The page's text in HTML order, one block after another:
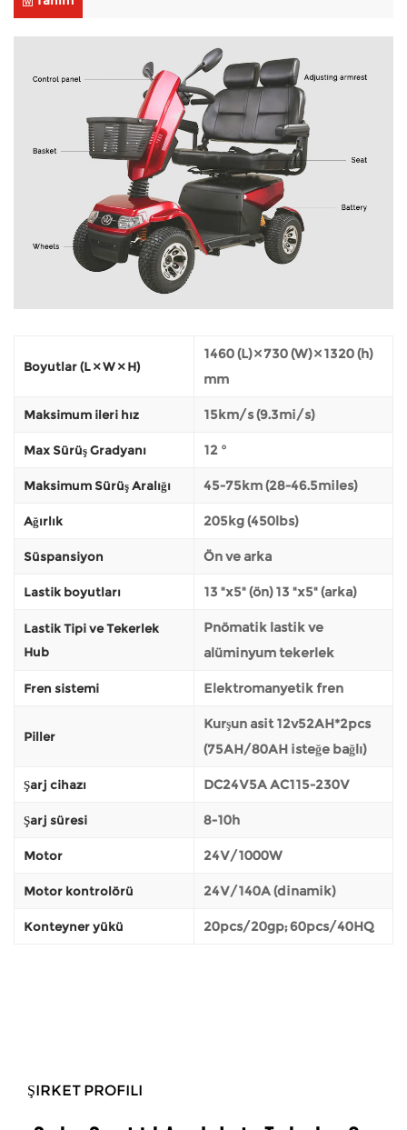
Boyutlar (L × W × H)
1460 (L) × 730 (W) × 1320 (h)
mm
Maksimum ileri hız 15km/s (9.3mi/s)
Max Sürüş Gradyanı 12 °
Maksimum Sürüş Aralığı 45-75km (28-46.5miles)
Ağırlık 205kg (450lbs)
Süspansiyon Ön ve arka
Lastik boyutları 13 "x5" (ön) 13 "x5" (arka)
Lastik Tipi ve Tekerlek
Hub
Pnömatik lastik ve
alüminyum tekerlek
Fren sistemi Elektromanyetik fren
Piller
Kurşun asit 12v52AH*2pcs
(75AH/80AH isteğe bağlı)
Şarj cihazı DC24V5A AC115-230V
Şarj süresi 8-10h
Motor 24V/1000W
Motor kontrolörü 24V/140A (dinamik)
Konteyner yükü 20pcs/20gp; 60pcs/40HQ
ŞIRKET PROFILI